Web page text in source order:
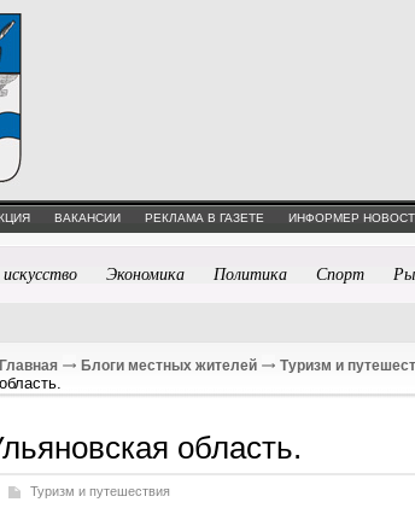
ВАКАНСИИ РЕКЛАМА В ГАЗЕТЕ ИНФОРМЕР
Экономика Политика Спорт
Главная Блоги местных жителей Туризм и
область.
область.
Туризм и путешествия